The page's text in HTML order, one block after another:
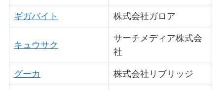
ギガバイト 株式会社ガロア
キュウサク
サーチメディア株式会
社
グーカ 株式会社リブリッジ